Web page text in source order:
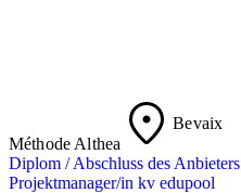
Méthode Althea
Bevaix
Diplom / Abschluss des Anbieters
Projektmanager/in kv edupool